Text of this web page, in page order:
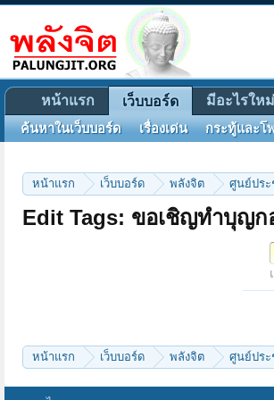
หน้าแรก เว็บบอร์ด พลังจิต ศูนย์ปร
Edit Tags: ขอเชิญทำบุญก
หน้าแรก เว็บบอร์ด พลังจิต ศูนย์ปร
หน้าแรก เว็บบอร์ด
ค้นหาในเว็บบอร์ด เรื่องเด่น กระทู้และโ
มีอะไรใหม่